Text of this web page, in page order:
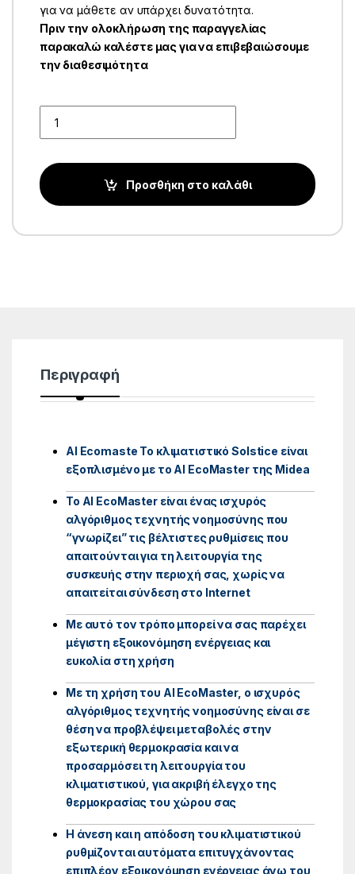
για να μάθετε αν υπάρχει δυνατότητα.
Πριν την ολοκλήρωση της παραγγελίας
παρακαλώ καλέστε μας για να επιβεβαιώσουμε
την διαθεσιμότητα
Προσθήκη στο καλάθι
Περιγραφή
AI Ecomaste Το κλιματιστικό Solstice είναι
εξοπλισμένο με το AI EcoMaster της Midea
Το AI ΕcoMaster είναι ένας ισχυρός
αλγόριθμος τεχνητής νοημοσύνης που
“γνωρίζει” τις βέλτιστες ρυθμίσεις που
απαιτούνται για τη λειτουργία της
συσκευής στην περιοχή σας, χωρίς να
απαιτείται σύνδεση στο Internet
Με αυτό τον τρόπο μπορεί να σας παρέχει
μέγιστη εξοικονόμηση ενέργειας και
ευκολία στη χρήση
Με τη χρήση του AI EcoMaster, ο ισχυρός
αλγόριθμος τεχνητής νοημοσύνης είναι σε
θέση να προβλέψει μεταβολές στην
εξωτερική θερμοκρασία και να
προσαρμόσει τη λειτουργία του
κλιματιστικού, για ακριβή έλεγχο της
θερμοκρασίας του χώρου σας
Η άνεση και η απόδοση του κλιματιστικού
ρυθμίζονται αυτόματα επιτυγχάνοντας
επιπλέον εξοικονόμηση ενέργειας άνω του